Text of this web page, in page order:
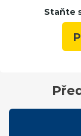
Staňte